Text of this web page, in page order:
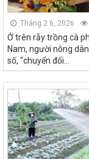
Tháng 2 6, 2026
Ở trên rẫy trồng cà
Nam, người nông
số, “chuyển đổi...